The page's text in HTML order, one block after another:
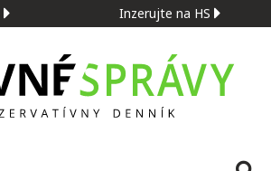
Inzerujte na HS